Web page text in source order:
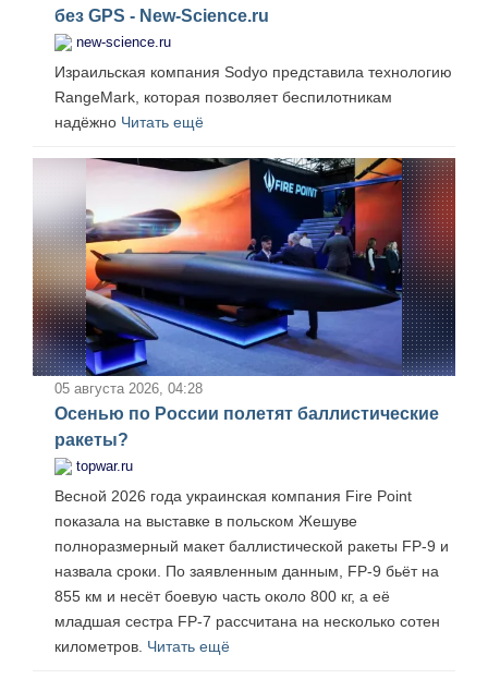
без GPS - New-Science.ru
new-science.ru
Израильская компания Sodyo представила технологию
RangeMark, которая позволяет беспилотникам
надёжно Читать ещё
05 августа 2026, 04:28
Осенью по России полетят баллистические
ракеты?
topwar.ru
Весной 2026 года украинская компания Fire Point
показала на выставке в польском Жешуве
полноразмерный макет баллистической ракеты FP‑9 и
назвала сроки. По заявленным данным, FP‑9 бьёт на
855 км и несёт боевую часть около 800 кг, а её
младшая сестра FP‑7 рассчитана на несколько сотен
километров. Читать ещё